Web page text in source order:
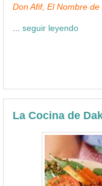
Don Afif, El Nombre
seguir leyendo
La Cocina de